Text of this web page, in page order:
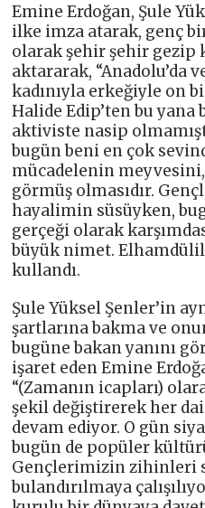
Emine Erdoğan, Şule
ilke imza atarak, genç
olarak şehir şehir
aktararak, “Anadolu’da
kadınıyla erkeğiyle on
Halide Edip’ten bu yana
aktiviste nasip
bugün beni en çok
mücadelenin
görmüş olmasıdır.
hayalimin süsüyken,
gerçeği olarak
büyük nimet.
kullandı.
Şule Yüksel Şenler’in
şartlarına bakma ve
bugüne bakan yanını
işaret eden Emine
“(Zamanın icapları)
şekil değiştirerek her
devam ediyor. O gün
bugün de popüler
Gençlerimizin zihinleri
bulandırılmaya